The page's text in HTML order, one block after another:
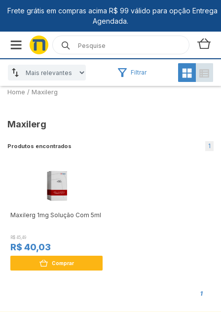
Filtrar
Home / Maxilerg
Maxilerg
Produtos encontrados 1
Maxilerg 1mg Solução Com 5ml
R$ 45,49
R$ 40,03
Comprar
1